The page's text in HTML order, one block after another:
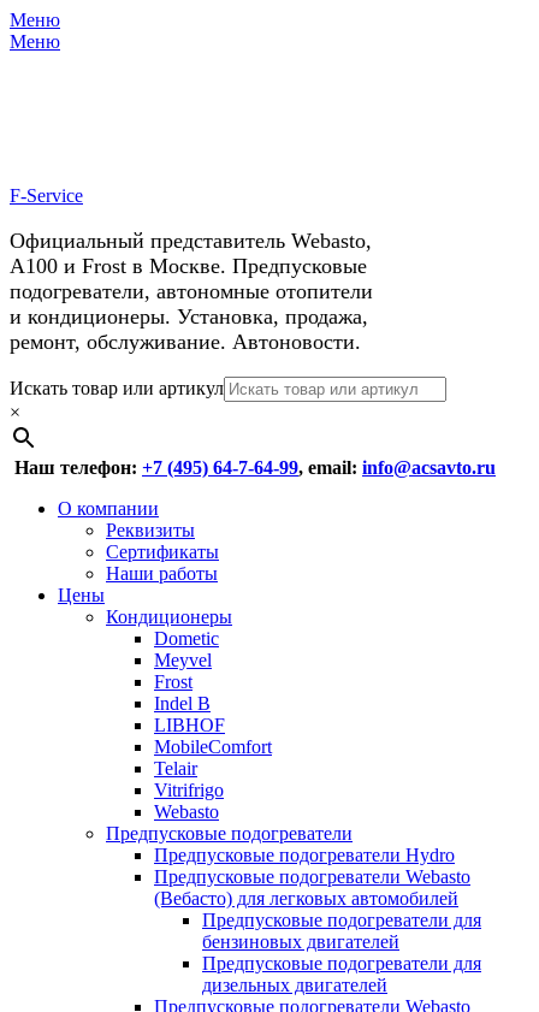
Меню
Меню
F-Service
Официальный представитель Webasto,
А100 и Frost в Москве. Предпусковые
подогреватели, автономные отопители
и кондиционеры. Установка, продажа,
ремонт, обслуживание. Автоновости.
Header
Right
Menu
Перейти
к
содержимому
Искать товар или артикул
×
Наш телефон: +7 (495) 64-7-64-99, email: info@acsavto.ru
Основное
Перейти
содержимому
О компании
Реквизиты
Сертификаты
Наши работы
Цены
Кондиционеры
Dometic
Meyvel
Frost
Indel B
LIBHOF
MobileComfort
Telair
Vitrifrigo
Webasto
Предпусковые подогреватели
Предпусковые подогреватели Hydro
Предпусковые подогреватели Webasto
(Вебасто) для легковых автомобилей
Предпусковые подогреватели для
бензиновых двигателей
Предпусковые подогреватели для
дизельных двигателей
Предпусковые подогреватели Webasto
У нас космические скидки на